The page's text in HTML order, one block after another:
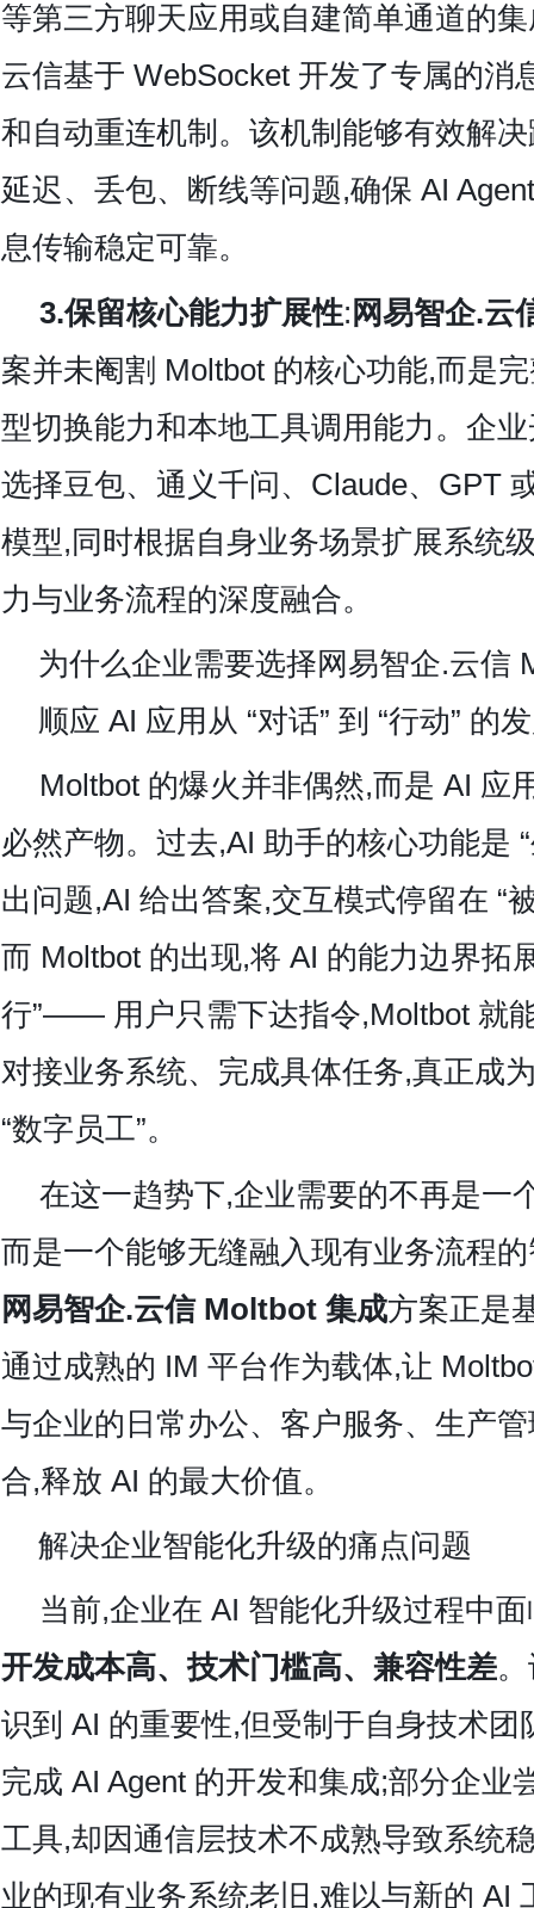
等第三方聊天应用或自建简单通道的
云信基于 WebSocket 开发了专属的消
和自动重连机制。该机制能够有效解
延迟、丢包、断线等问题,确保 AI
息传输稳定可靠。
3.保留核心能力扩展性: 网易智企.云
案并未阉割 Moltbot 的核心功能,而是
型切换能力和本地工具调用能力。企
选择豆包、通义千问、Claude、GPT
模型,同时根据自身业务场景扩展系统
力与业务流程的深度融合。
为什么企业需要选择网易智企.云信
顺应 AI 应用从 “对话” 到 “行动” 的
Moltbot 的爆火并非偶然,而是 AI 应
必然产物。过去,AI 助手的核心功能是
出问题,AI 给出答案,交互模式停留在 “
而 Moltbot 的出现,将 AI 的能力边界拓
行”—— 用户只需下达指令,Moltbot 就
对接业务系统、完成具体任务,真正成
“数字员工”。
在这一趋势下,企业需要的不再是一
而是一个能够无缝融入现有业务流程
网易智企.云信 Moltbot 集成方案正是
通过成熟的 IM 平台作为载体,让
与企业的日常办公、客户服务、生产
合,释放 AI 的最大价值。
解决企业智能化升级的痛点问题
当前,企业在 AI 智能化升级过程中
开发成本高、技术门槛高、兼容性差
识到 AI 的重要性,但受制于自身技术团
完成 AI Agent 的开发和集成;部分企业
工具,却因通信层技术不成熟导致系统
业的现有业务系统老旧,难以与新的 AI